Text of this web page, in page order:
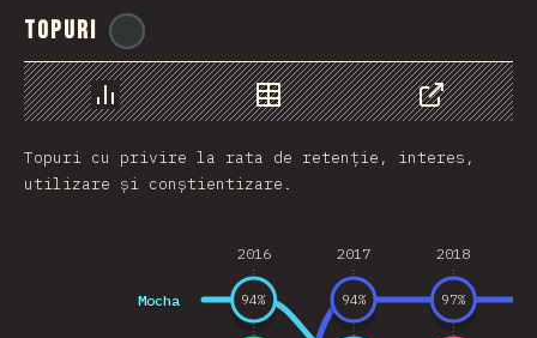
Topuri
Grafic Date
Share
Topuri cu privire la rata de retenție, interes,
utilizare și conștientizare.
2016 2017 2018
Mocha 94% 97%
94%